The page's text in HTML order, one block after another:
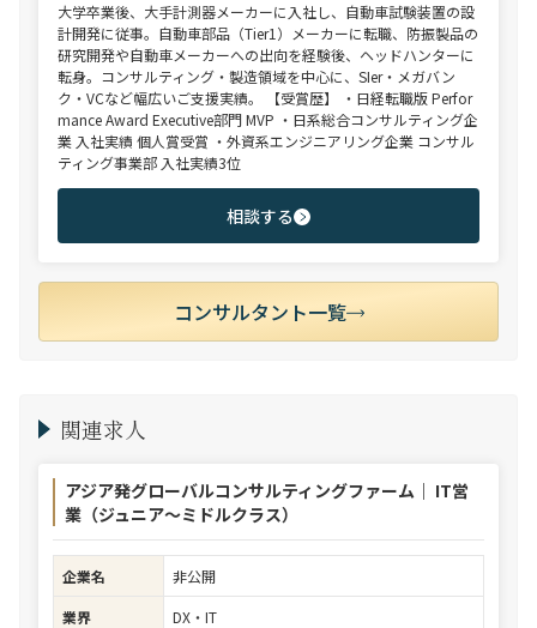
大学卒業後、大手計測器メーカーに入社し、自動車試験装置の設
計開発に従事。自動車部品（Tier1）メーカーに転職、防振製品の
研究開発や自動車メーカーへの出向を経験後、ヘッドハンターに
転身。コンサルティング・製造領域を中心に、SIer・メガバン
ク・VCなど幅広いご支援実績。 【受賞歴】 ・日経転職版 Perfor
mance Award Executive部門 MVP ・日系総合コンサルティング企
業 入社実績 個人賞受賞 ・外資系エンジニアリング企業 コンサル
ティング事業部 入社実績3位
相談する
コンサルタント一覧
関連求人
アジア発グローバルコンサルティングファーム｜ IT営
業（ジュニア～ミドルクラス）
企業名
非公開
業界
DX・IT